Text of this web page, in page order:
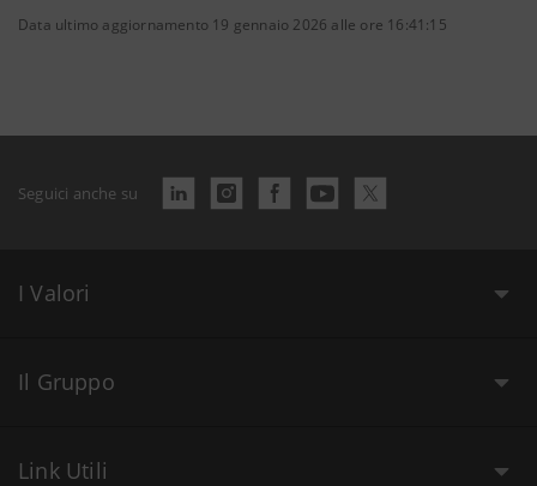
Data ultimo aggiornamento 19 gennaio 2026 alle ore 16:41:15
Seguici anche su
I Valori
Il Gruppo
Link Utili